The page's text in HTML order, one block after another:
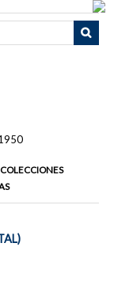
COLECCIONES